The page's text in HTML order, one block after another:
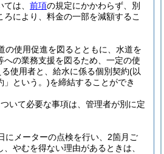
は、 前項の規定にかかわらず、別
ろにより、料金の一部を減額するこ
の使用促進を図るとともに、水道を
への業務支援を図るため、一定の使
る使用者と、給水に係る個別契約(以
」という。)を締結することができ
いて必要な事項は、管理者が別に定
にメーターの点検を行い、2箇月ご
、やむを得ない理由があるときは、